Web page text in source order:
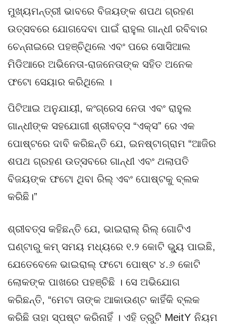
ମୁଖ୍ୟମନ୍ତ୍ରୀ ଭାବରେ ବିଜୟଙ୍କ ଶପଥ ଗ୍ରହଣ
ଉତ୍ସବରେ ଯୋଗଦେବା ପାଇଁ ରାହୁଲ ଗାନ୍ଧୀ ରବିବାର
ଚେନ୍ନାଇରେ ପହଞ୍ଚିଥିଲେ ଏବଂ ପରେ ସୋସିଆଲ
ମିଡିଆରେ ଅଭିନେତା-ରାଜନେତାଙ୍କ ସହିତ ଅନେକ
ଫଟୋ ସେୟାର କରିଥିଲେ ।
ପିଟିଆଇ ଅନୁଯାୟୀ, କଂଗ୍ରେସ ନେତା ଏବଂ ରାହୁଲ
ଗାନ୍ଧୀଙ୍କ ସହଯୋଗୀ ଶ୍ରୀବତ୍ସ “ଏକ୍ସ” ରେ ଏକ
ପୋଷ୍ଟରେ ଦାବି କରିଛନ୍ତି ଯେ, ଇନଷ୍ଟାଗ୍ରାମ “ଆଜିର
ଶପଥ ଗ୍ରହଣ ଉତ୍ସବରେ ଗାନ୍ଧୀ ଏବଂ ଥଲାପତି
ବିଜୟଙ୍କ ଫଟୋ ଥିବା ରିଲ୍ ଏବଂ ପୋଷ୍ଟକୁ ବ୍ଲକ
କରିଛି।”
ଶ୍ରୀବତ୍ସ କହିଛନ୍ତି ଯେ, ଭାଇରାଲ୍ ରିଲ୍ ଗୋଟିଏ
ଘଣ୍ଟାରୁ କମ୍ ସମୟ ମଧ୍ୟରେ ୧.୨ କୋଟି ଭ୍ୟୁ ପାଇଛି,
ଯେତେବେଳେ ଭାଇରାଲ୍ ଫଟୋ ପୋଷ୍ଟ ୪.୬ କୋଟି
ଲୋକଙ୍କ ପାଖରେ ପହଞ୍ଚିଛି । ସେ ଅଭିଯୋଗ
କରିଛନ୍ତି, “ମେଟା ତାଙ୍କ ଆକାଉଣ୍ଟ କାହିଁକି ବ୍ଲକ
କରିଛି ତାହା ସ୍ପଷ୍ଟ କରିନାହିଁ । ଏହି ତ୍ରୁଟି MeitY ନିୟମ